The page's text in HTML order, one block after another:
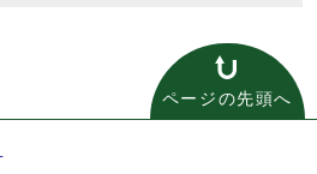
ページの先頭へ